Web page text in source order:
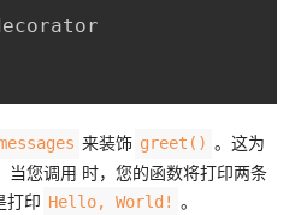
来装饰 greet() 。这为
当您调用 时，您的函数将打印两条
打印 Hello, World! 。